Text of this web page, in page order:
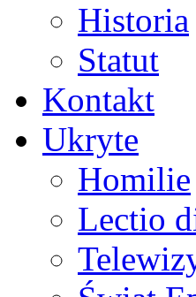
Historia
Statut
Kontakt
Ukryte
Homilie
Lectio